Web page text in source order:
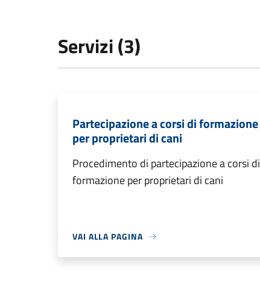
Servizi (3)
Partecipazione a corsi di formazione
per proprietari di cani
Procedimento di partecipazione a corsi di
formazione per proprietari di cani
VAI ALLA PAGINA